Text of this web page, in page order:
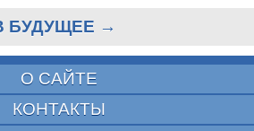
БУДУЩЕЕ →
О САЙТЕ
КОНТАКТЫ